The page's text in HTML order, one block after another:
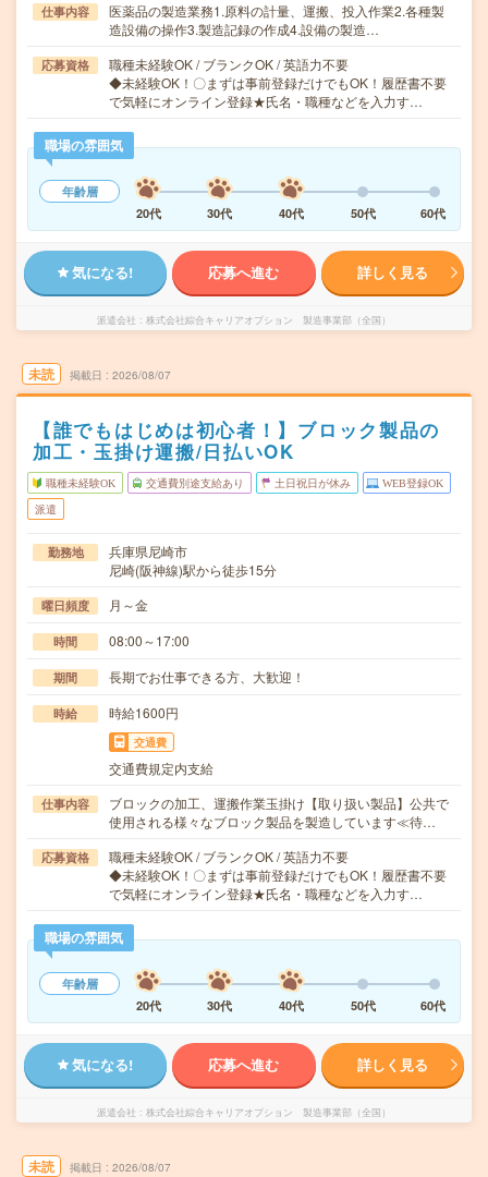
仕事内容
医薬品の製造業務1.原料の計量、運搬、投入作業2.各種製
造設備の操作3.製造記録の作成4.設備の製造…
応募資格
職種未経験OK / ブランクOK / 英語力不要
◆未経験OK！〇まずは事前登録だけでもOK！履歴書不要
で気軽にオンライン登録★氏名・職種などを入力す…
職場の雰囲気
年齢層
20代
30代 40代 50代 60代
気になる! 応募へ進む 詳しく見る
派遣会社 株式会社綜合キャリアオプション 製造事業部（全国）
未読 掲載日 2026/08/07
【誰でもはじめは初心者！】ブロック製品の
加工・玉掛け運搬/日払いOK
職種未経験OK 交通費別途支給あり 土日祝日が休み WEB登録OK
派遣
勤務地
兵庫県尼崎市
尼崎(阪神線)駅から徒歩15分
曜日頻度 月～金
時間 08:00～17:00
期間 長期でお仕事できる方、大歓迎！
時給 時給1600円
交通費
交通費規定内支給
仕事内容
ブロックの加工、運搬作業玉掛け【取り扱い製品】公共で
使用される様々なブロック製品を製造しています≪待…
応募資格
職種未経験OK / ブランクOK / 英語力不要
◆未経験OK！〇まずは事前登録だけでもOK！履歴書不要
で気軽にオンライン登録★氏名・職種などを入力す…
職場の雰囲気
年齢層
20代
30代 40代 50代 60代
気になる! 応募へ進む 詳しく見る
派遣会社 株式会社綜合キャリアオプション 製造事業部（全国）
未読 掲載日 2026/08/07